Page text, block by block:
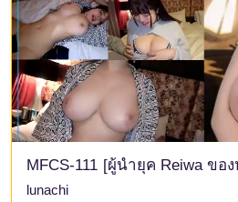
lunachi